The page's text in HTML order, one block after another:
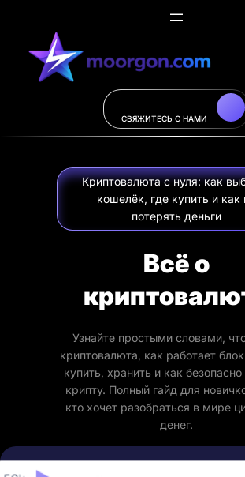
содержимому
СВЯЖИТЕСЬ C НАМИ
Криптовалюта с нуля: как
кошелёк, где купить и как
потерять деньги
Всё о
Узнайте простыми словами,
криптовалюта, как работает
купить, хранить и как
крипту. Полный гайд для
кто хочет разобраться в мире
денег.